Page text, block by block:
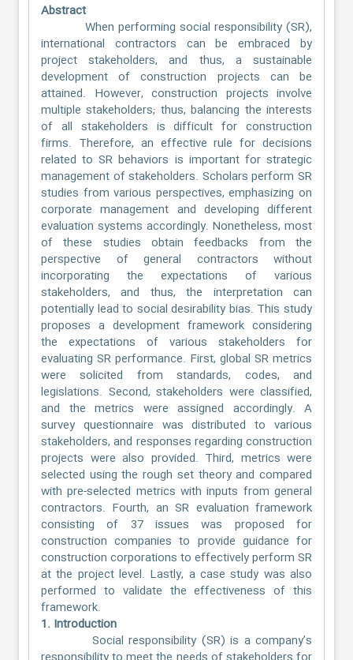
Abstract
When performing social responsibility (SR),
international contractors can be embraced by
project stakeholders, and thus, a sustainable
development of construction projects can be
attained. However, construction projects involve
multiple stakeholders; thus, balancing the interests
of all stakeholders is difficult for construction
firms. Therefore, an effective rule for decisions
related to SR behaviors is important for strategic
management of stakeholders. Scholars perform SR
studies from various perspectives, emphasizing on
corporate management and developing different
evaluation systems accordingly. Nonetheless, most
of these studies obtain feedbacks from the
perspective of general contractors without
incorporating the expectations of various
stakeholders, and thus, the interpretation can
potentially lead to social desirability bias. This study
proposes a development framework considering
the expectations of various stakeholders for
evaluating SR performance. First, global SR metrics
were solicited from standards, codes, and
legislations. Second, stakeholders were classified,
and the metrics were assigned accordingly. A
survey questionnaire was distributed to various
stakeholders, and responses regarding construction
projects were also provided. Third, metrics were
selected using the rough set theory and compared
with pre-selected metrics with inputs from general
contractors. Fourth, an SR evaluation framework
consisting of 37 issues was proposed for
construction companies to provide guidance for
construction corporations to effectively perform SR
at the project level. Lastly, a case study was also
performed to validate the effectiveness of this
framework.
1. Introduction
Social responsibility (SR) is a company’s